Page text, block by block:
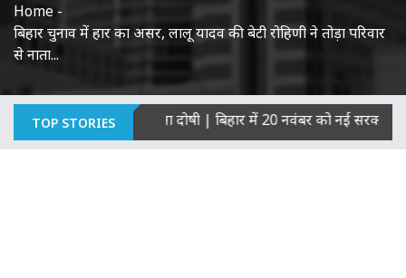
Home -
बिहार चुनाव में हार का असर, लालू यादव की बेटी रोहिणी ने तोड़ा परिवार
से नाता...
TOP STORIES
हत्याओं का माना दोषी बिहार में 20 नवंबर को नई सरकार का शपथ